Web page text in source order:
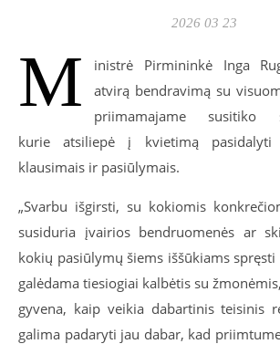
2026 03 23
M
inistrė Pirmininkė Inga
atvirą bendravimą su
priimamajame susitiko
kurie atsiliepė į kvietimą pasidalyti
klausimais ir pasiūlymais.
„Svarbu išgirsti, su kokiomis
susiduria įvairios bendruomenės ar
kokių pasiūlymų šiems iššūkiams
galėdama tiesiogiai kalbėtis su
gyvena, kaip veikia dabartinis teisinis
galima padaryti jau dabar, kad